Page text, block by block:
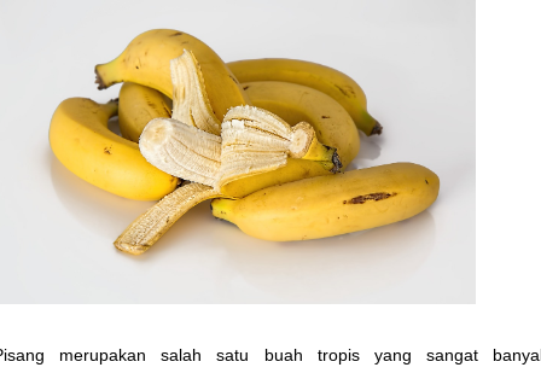
merupakan salah satu buah tropis yang sangat